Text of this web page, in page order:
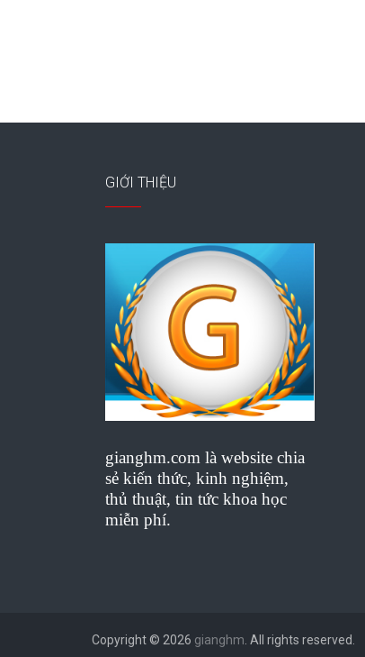
GIỚI THIỆU
gianghm.com là website chia
sẻ kiến thức, kinh nghiệm,
thủ thuật, tin tức khoa học
miễn phí.
Copyright © 2026 gianghm. All rights reserved.